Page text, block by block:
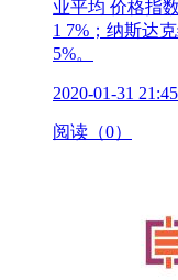
业平均 价格指
1 7%；纳斯达
5%。
2020-01-31
阅读（0）